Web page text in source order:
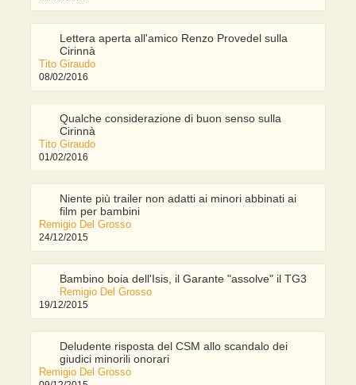
Lettera aperta all'amico Renzo Provedel sulla
Cirinnà
Tito Giraudo
08/02/2016
Qualche considerazione di buon senso sulla
Cirinnà
Tito Giraudo
01/02/2016
Niente più trailer non adatti ai minori abbinati ai
film per bambini
Remigio Del Grosso
24/12/2015
Bambino boia dell'Isis, il Garante "assolve" il TG3
Remigio Del Grosso
19/12/2015
Deludente risposta del CSM allo scandalo dei
giudici minorili onorari
Remigio Del Grosso